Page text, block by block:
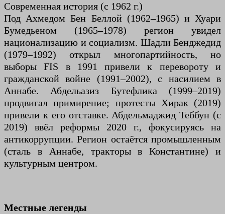
Современная история (с 1962 г.)
Под Ахмедом Бен Беллой (1962–1965) и Хуари
Бумедьеном (1965–1978) регион увидел
национализацию и социализм. Шадли Бенджедид
(1979–1992) открыл многопартийность, но
выборы FIS в 1991 привели к перевороту и
гражданской войне (1991–2002), с насилием в
Аннабе. Абдельазиз Бутефлика (1999–2019)
продвигал примирение; протесты Хирак (2019)
привели к его отставке. Абдельмаджид Теббун (с
2019) ввёл реформы 2020 г., фокусируясь на
антикоррупции. Регион остаётся промышленным
(сталь в Аннабе, тракторы в Константине) и
культурным центром.
Местные легенды